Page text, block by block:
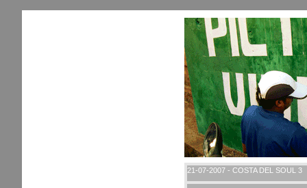
21-07-2007 - COSTA DEL SOUL 3